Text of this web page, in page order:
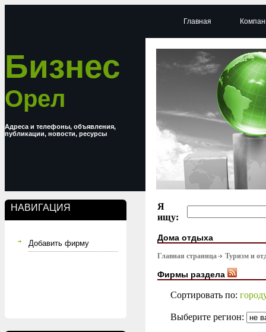
Бизнес
Орел
Адреса и телефоны, объявления,
публикации, новости, ресурсы
НАВИГАЦИЯ
Добавить фирму
Главная
Я
ищу:
Дома отдыха
Главная страница Туризм и
Фирмы раздела
Сортировать по:
Выберите регион: